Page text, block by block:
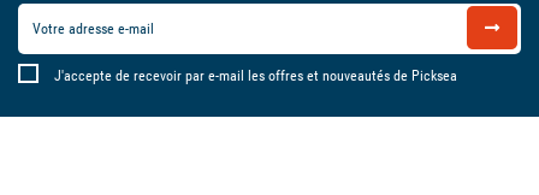
J'accepte de recevoir par e-mail les offres et nouveautés de Picksea